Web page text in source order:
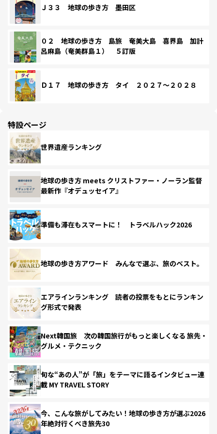
Ｊ３３ 地球の歩き方 墨田区
０２ 地球の歩き方 島旅 奄美大島 喜界島 加計
呂麻島（奄美群島１） ５訂版
Ｄ１７ 地球の歩き方 タイ ２０２７～２０２８
特設ページ
世界遺産ランキング
地球の歩き方 meets クリストファー・ノーラン監督
最新作『オデュッセイア』
準備も滞在もスマートに！ トラベルハック2026
地球の歩き方アワード みんなで選ぶ、旅のベスト。
エアラインランキング 読者の投票をもとにランキン
グ形式で発表
Next韓国旅 次の韓国旅行がもっと楽しくなる 旅先・
グルメ・テクニック
旬な“あの人”が「旅」をテーマに語るインタビュー連
載 MY TRAVEL STORY
今、こんな旅がしてみたい！地球の歩き方が選ぶ2026
年絶対行くべき旅先30